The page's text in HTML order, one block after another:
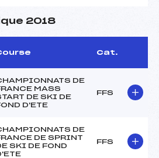
2018
Cat.
DE
MASS
DE SKI DE
D'ETE
FFS
DE
DE SPRINT
SKI DE FOND
FFS